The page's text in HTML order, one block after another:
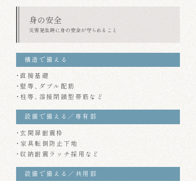
身の安全
災害発生時に身の安全が守られること
構造で備える
・直接基礎
・壁等、ダブル配筋
・柱等、溶接閉鎖型帯筋など
設備で備える／専有部
・玄関扉耐震枠
・家具転倒防止下地
・収納耐震ラッチ採用など
設備で備える／共用部